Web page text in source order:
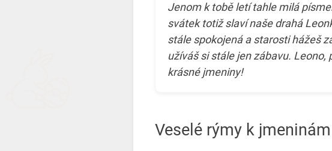
Jenom k tobě letí tahle milá
svátek totiž slaví naše drahá
stále spokojená a starosti hážeš
užíváš si stále jen zábavu. Leono,
krásné jmeniny!
Veselé rýmy k jmeninám